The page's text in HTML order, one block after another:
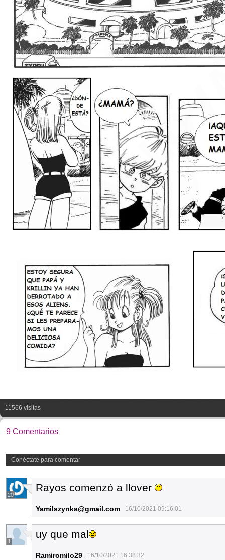
11566 visitas
9 Comentarios
Conéctate para comentar
20
Rayos comenzó a llover
Yamilszynka@gmail.com 16/10/2021 09:16:01
1
uy que mal
Ramiromilo29 16/10/2021 16:38:32